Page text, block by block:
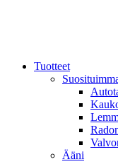
Tuotteet
Ääni